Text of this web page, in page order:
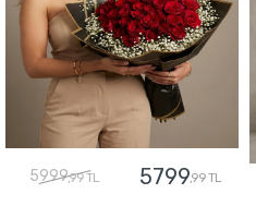
5999,99 TL 5799,99 TL